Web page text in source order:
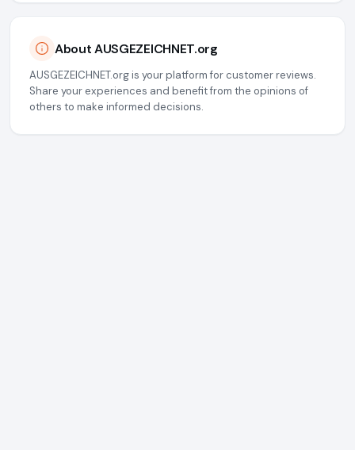
About AUSGEZEICHNET.org
AUSGEZEICHNET.org is your platform for customer reviews.
Share your experiences and benefit from the opinions of
others to make informed decisions.